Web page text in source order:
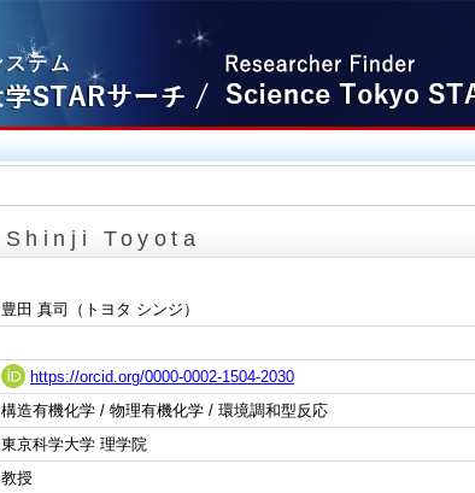
Shinji Toyota
豊田 真司（トヨタ シンジ）
https://orcid.org/0000-0002-1504-2030
構造有機化学 / 物理有機化学 / 環境調和型反応
東京科学大学 理学院
教授